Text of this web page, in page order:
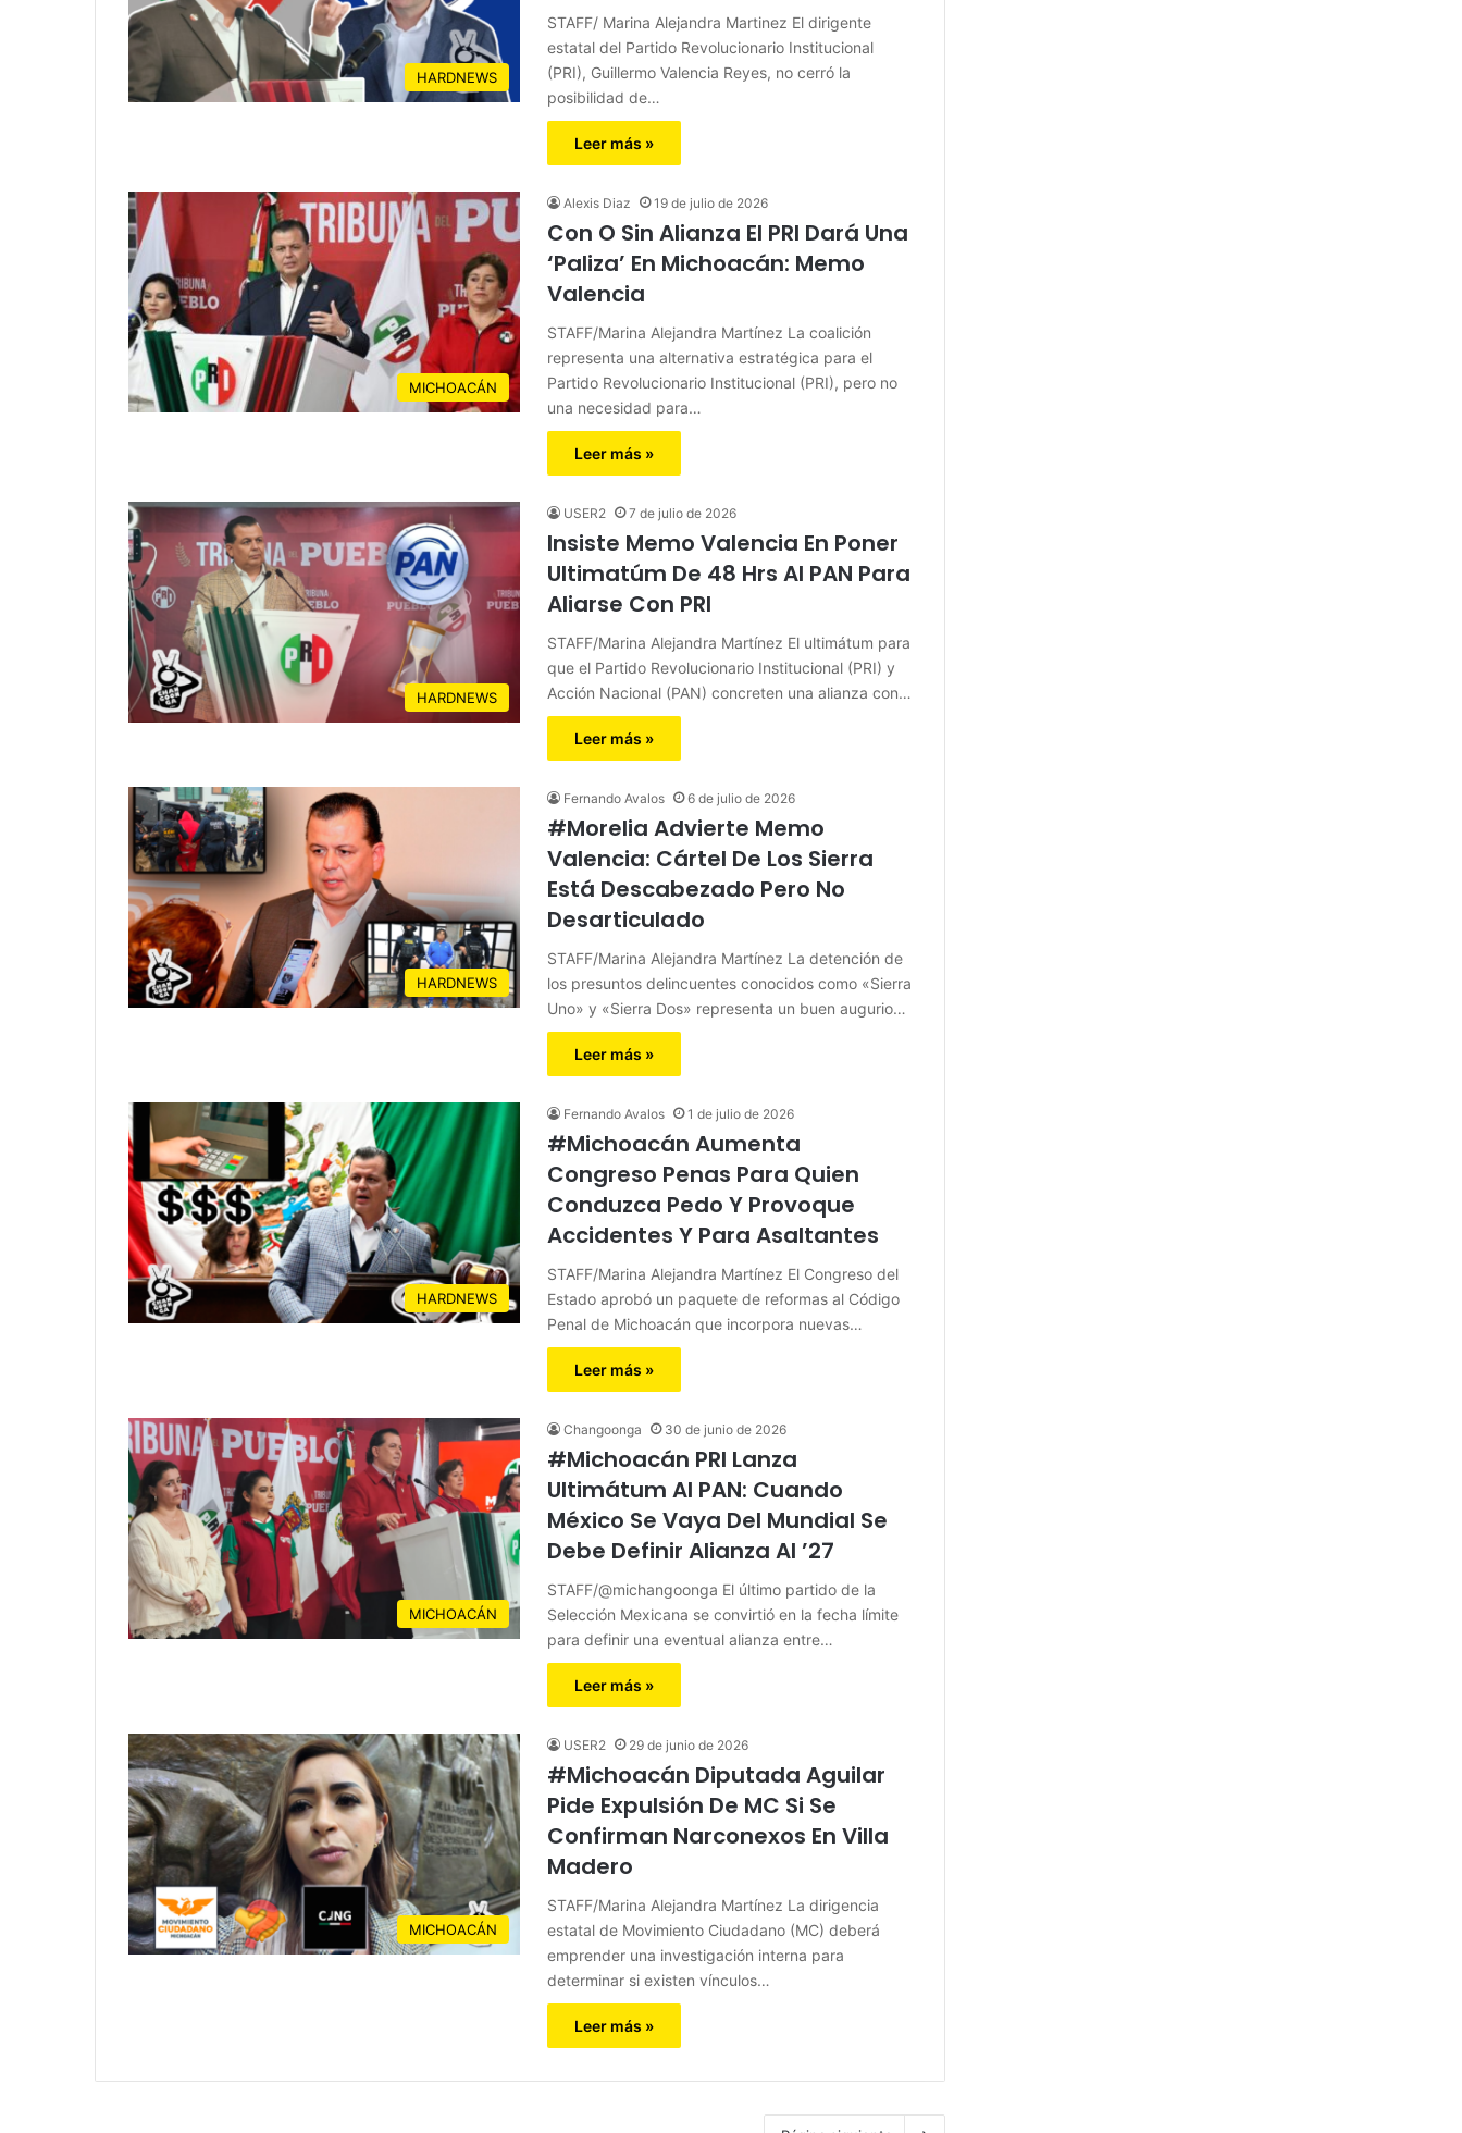
HARDNEWS
STAFF/ Marina Alejandra Martinez El dirigente
estatal del Partido Revolucionario Institucional
(PRI), Guillermo Valencia Reyes, no cerró la
posibilidad de…
Leer más »
MICHOACÁN
Alexis Diaz 19 de julio de 2026
Con O Sin Alianza El PRI Dará Una
‘Paliza’ En Michoacán: Memo
Valencia
STAFF/Marina Alejandra Martínez La coalición
representa una alternativa estratégica para el
Partido Revolucionario Institucional (PRI), pero no
una necesidad para…
Leer más »
HARDNEWS
USER2 7 de julio de 2026
Insiste Memo Valencia En Poner
Ultimatúm De 48 Hrs Al PAN Para
Aliarse Con PRI
STAFF/Marina Alejandra Martínez El ultimátum para
que el Partido Revolucionario Institucional (PRI) y
Acción Nacional (PAN) concreten una alianza con…
Leer más »
HARDNEWS
Fernando Avalos 6 de julio de 2026
#Morelia Advierte Memo
Valencia: Cártel De Los Sierra
Está Descabezado Pero No
Desarticulado
STAFF/Marina Alejandra Martínez La detención de
los presuntos delincuentes conocidos como «Sierra
Uno» y «Sierra Dos» representa un buen augurio…
Leer más »
HARDNEWS
Fernando Avalos 1 de julio de 2026
#Michoacán Aumenta
Congreso Penas Para Quien
Conduzca Pedo Y Provoque
Accidentes Y Para Asaltantes
STAFF/Marina Alejandra Martínez El Congreso del
Estado aprobó un paquete de reformas al Código
Penal de Michoacán que incorpora nuevas…
Leer más »
MICHOACÁN
Changoonga 30 de junio de 2026
#Michoacán PRI Lanza
Ultimátum Al PAN: Cuando
México Se Vaya Del Mundial Se
Debe Definir Alianza Al ’27
STAFF/@michangoonga El último partido de la
Selección Mexicana se convirtió en la fecha límite
para definir una eventual alianza entre…
Leer más »
MICHOACÁN
USER2 29 de junio de 2026
#Michoacán Diputada Aguilar
Pide Expulsión De MC Si Se
Confirman Narconexos En Villa
Madero
STAFF/Marina Alejandra Martínez La dirigencia
estatal de Movimiento Ciudadano (MC) deberá
emprender una investigación interna para
determinar si existen vínculos…
Leer más »